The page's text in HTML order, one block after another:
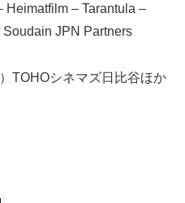
Heimatfilm – Tarantula –
JPN Partners
TOHOシネマズ日比谷ほか